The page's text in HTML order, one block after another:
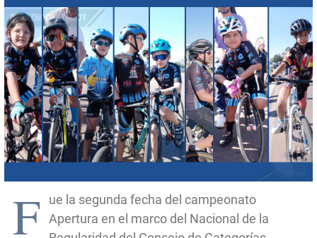
F
ue la segunda fecha del campeonato
Apertura en el marco del Nacional de la